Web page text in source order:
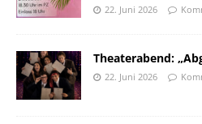
22. Juni 2026
Theaterabend:
22. Juni 2026